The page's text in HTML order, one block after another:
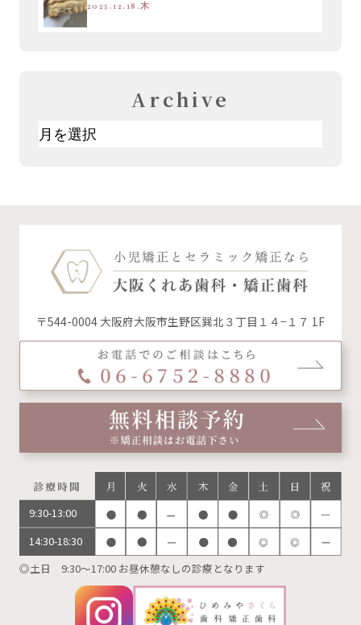
2025.12.18.木
Archive
ア
〒544-0004 大阪府大阪市生野区巽北３丁目１４−１７ 1F
9:30-13:00
14:30-18:30
◎土日 9:30～17:00 お昼休憩なしの診療となります